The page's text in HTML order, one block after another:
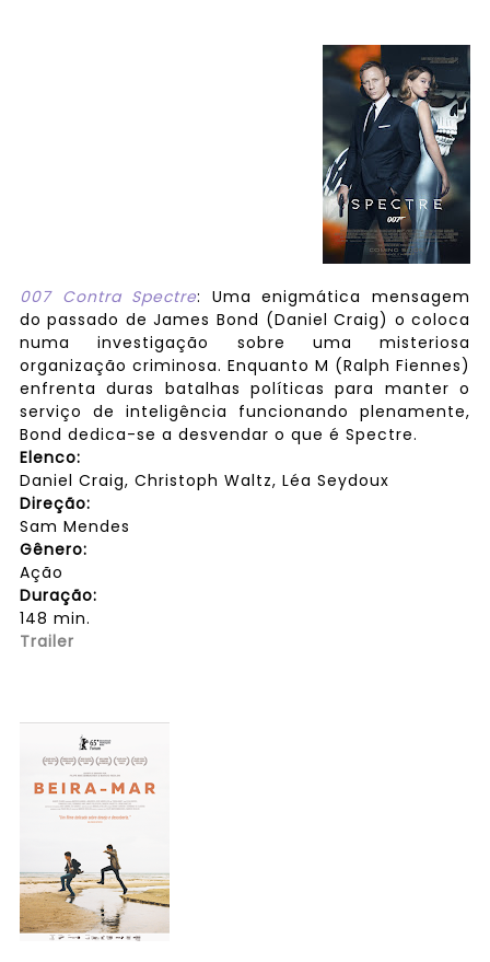
007 Contra Spectre: Uma enigmática mensagem
do passado de James Bond (Daniel Craig) o coloca
numa investigação sobre uma misteriosa
organização criminosa. Enquanto M (Ralph Fiennes)
enfrenta duras batalhas políticas para manter o
serviço de inteligência funcionando plenamente,
Bond dedica-se a desvendar o que é Spectre.
Elenco:
Daniel Craig, Christoph Waltz, Léa Seydoux
Direção:
Sam Mendes
Gênero:
Ação
Duração:
148 min.
Trailer